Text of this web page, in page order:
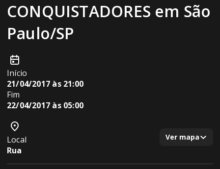
CONQUISTADORES em São
Paulo/SP
Início
21/04/2017 às 21:00
Fim
22/04/2017 às 05:00
Local
Rua
Ver mapa